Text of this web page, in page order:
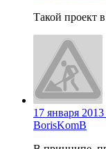
Такой проект
17 января 2013
BorisKomB